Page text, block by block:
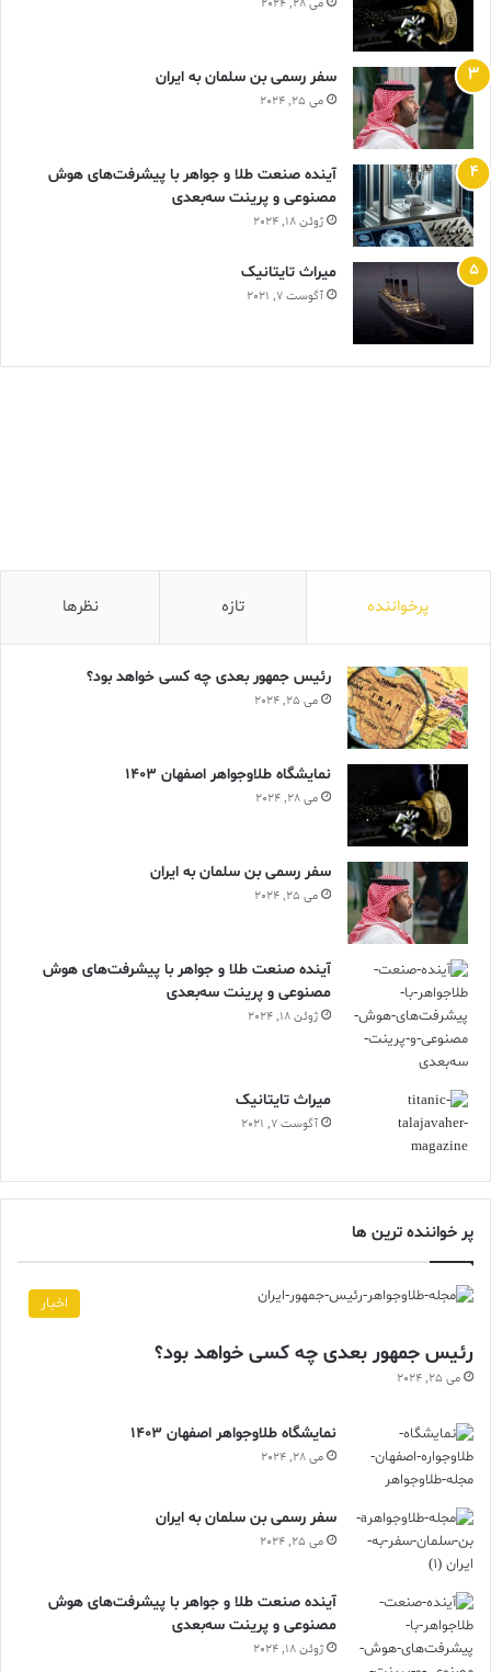
می 28, 2024
سفر رسمی بن سلمان به ایران
می 25, 2024
آینده صنعت طلا و جواهر با پیشرفت‌های هوش
مصنوعی و پرینت سه‌بعدی
ژوئن 18, 2024
ميراث تايتانيک
آگوست 7, 2021
پرخواننده تازه نظرها
رئیس جمهور بعدی چه کسی خواهد بود؟
می 25, 2024
نمایشگاه طلاوجواهر اصفهان 1403
می 28, 2024
سفر رسمی بن سلمان به ایران
می 25, 2024
آینده صنعت طلا و جواهر با پیشرفت‌های هوش
مصنوعی و پرینت سه‌بعدی
ژوئن 18, 2024
ميراث تايتانيک
آگوست 7, 2021
پر خواننده ترین ها
اخبار
رئیس جمهور بعدی چه کسی خواهد بود؟
می 25, 2024
نمایشگاه طلاوجواهر اصفهان 1403
می 28, 2024
سفر رسمی بن سلمان به ایران
می 25, 2024
آینده صنعت طلا و جواهر با پیشرفت‌های هوش
مصنوعی و پرینت سه‌بعدی
ژوئن 18, 2024